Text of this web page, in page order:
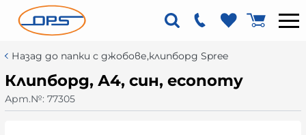
Назад до папки с джобове,клипборд Spree
Клипборд, А4, син, economy
Арт.№: 77305